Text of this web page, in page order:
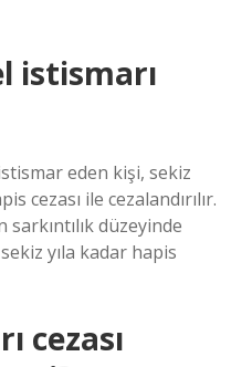
istismarı
eden kişi, sekiz
cezası ile cezalandırılır.
sarkıntılık düzeyinde
yıla kadar hapis
cezası